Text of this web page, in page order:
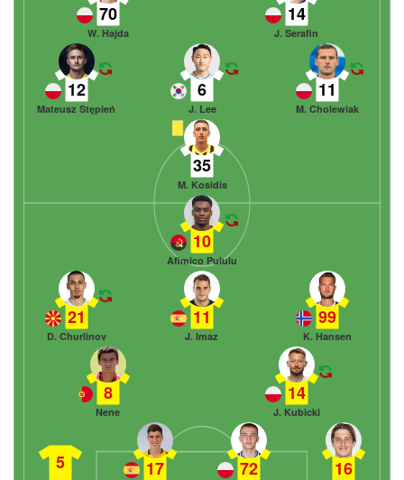
14
J. Serafin
70
W. Hajda
11
M. Cholewiak
6
J. Lee
12
Mateusz Stępień
35
M. Kosidis
5 17 72 16
8
Nene
14
J. Kubicki
21
D. Churlinov
11
J. Imaz
99
K. Hansen
10
Afimico Pululu